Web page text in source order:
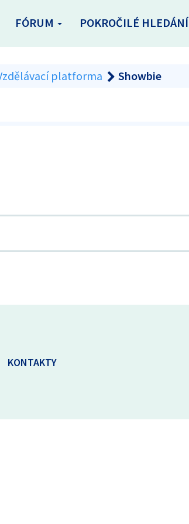
FÓRUM POKROČILÉ HLEDÁNÍ
platforma Showbie
KONTAKTY